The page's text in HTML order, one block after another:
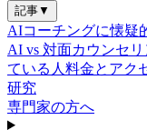
記事▼
AIコーチングに懐疑
AI vs 対面カウンセ
ている人 料金とアク
研究
専門家の方へ